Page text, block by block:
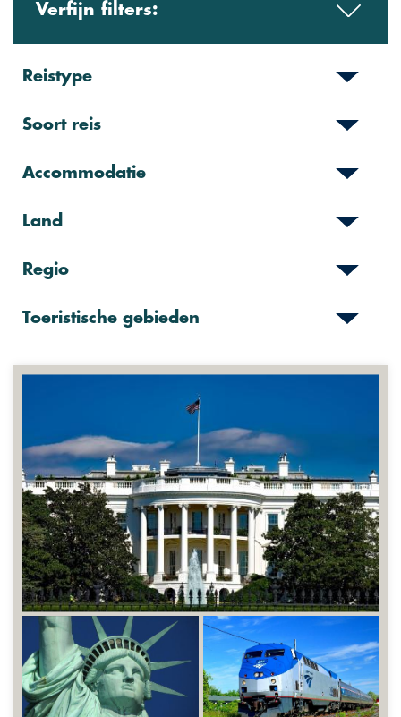
Verfijn filters:
Reistype
Soort reis
Accommodatie
Land
Regio
Toeristische gebieden